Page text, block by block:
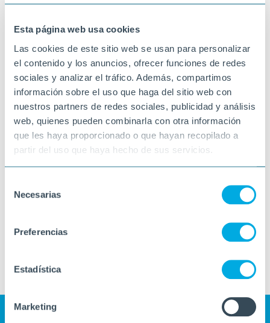
Esta página web usa cookies
Las cookies de este sitio web se usan para personalizar
el contenido y los anuncios, ofrecer funciones de redes
sociales y analizar el tráfico. Además, compartimos
información sobre el uso que haga del sitio web con
nuestros partners de redes sociales, publicidad y análisis
web, quienes pueden combinarla con otra información
que les haya proporcionado o que hayan recopilado a
partir del uso que haya hecho de sus servicios.
Necesarias
Preferencias
Estadística
Marketing
VINARÒS